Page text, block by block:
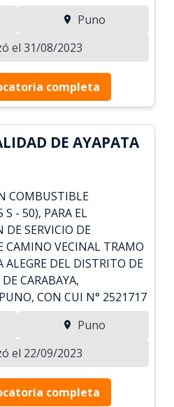
Puno
el 31/08/2023
completa
DE AYAPATA
COMBUSTIBLE
S - 50), PARA EL
DE SERVICIO DE
CAMINO VECINAL TRAMO
ALEGRE DEL DISTRITO DE
CARABAYA,
CON CUI N° 2521717
Puno
el 22/09/2023
completa